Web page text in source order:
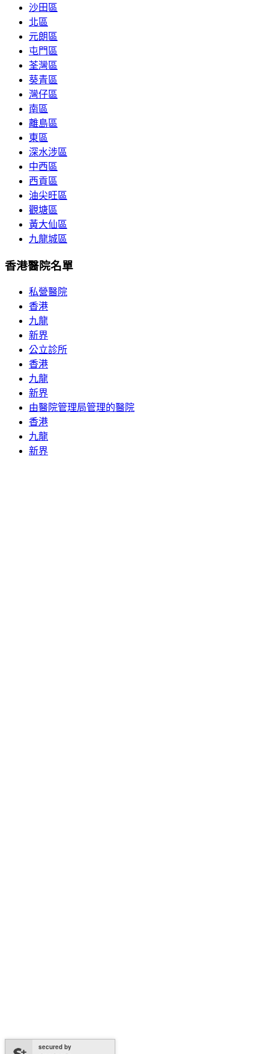
沙田區
北區
元朗區
屯門區
荃灣區
葵青區
灣仔區
南區
離島區
東區
深水涉區
中西區
西貢區
油尖旺區
觀塘區
黃大仙區
九龍城區
香港醫院名單
私營醫院
香港
九龍
新界
公立診所
香港
九龍
新界
由醫院管理局管理的醫院
香港
九龍
新界
secured by